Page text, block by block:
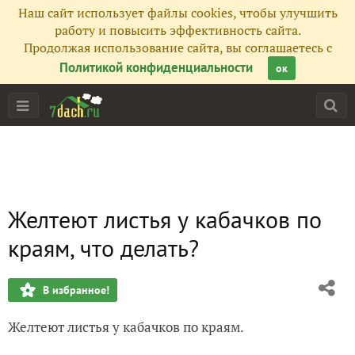
Наш сайт использует файлы cookies, чтобы улучшить
работу и повысить эффективность сайта.
Продолжая использование сайта, вы соглашаетесь с
Политикой конфиденциальности
ок
Желтеют листья у кабачков по
краям, что делать?
В избранное!
Желтеют листья у кабачков по краям.